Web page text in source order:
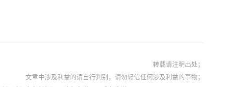
转载请注明出处；
文章中涉及利益的请自行判别，请勿轻信任何涉及利益的事物；